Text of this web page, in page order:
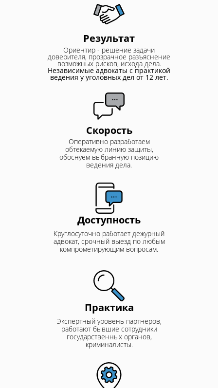
Результат
Ориентир - решение задачи
доверителя, прозрачное разъяснение
возможных рисков, исхода дела.
Независимые адвокаты с практикой
ведения у уголовных дел от 12 лет.
Скорость
Оперативно разработаем
обтекаемую линию защиты,
обоснуем выбранную позицию
ведения дела.
Доступность
Круглосуточно работает дежурный
адвокат, срочный выезд по любым
компрометирующим вопросам.
Практика
Экспертный уровень партнеров,
работают бывшие сотрудники
государственных органов,
криминалисты.